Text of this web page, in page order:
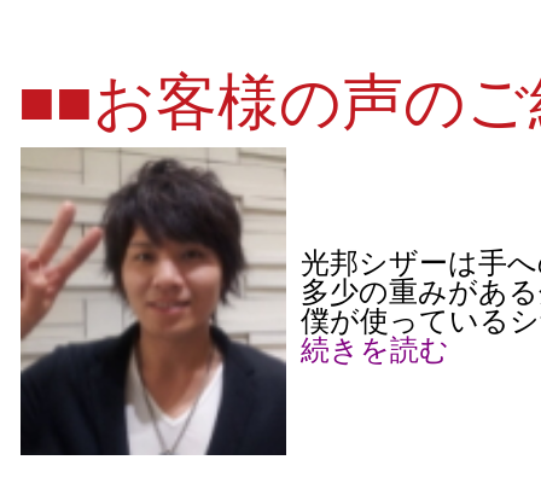
■■お客様の声の
光邦シザーは手
多少の重みがあ
僕が使っている
続きを読む